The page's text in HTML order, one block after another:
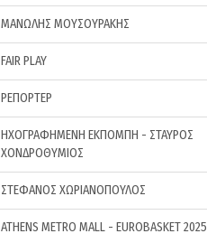
ΜΑΝΩΛΗΣ ΜΟΥΣΟΥΡΑΚΗΣ
FAIR PLAY
ΡΕΠΟΡΤΕΡ
ΗΧΟΓΡΑΦΗΜΕΝΗ ΕΚΠΟΜΠΗ - ΣΤΑΥΡΟΣ
ΧΟΝΔΡΟΘΥΜΙΟΣ
ΣΤΕΦΑΝΟΣ ΧΩΡΙΑΝΟΠΟΥΛΟΣ
ATHENS METRO MALL - EUROBASKET 2025